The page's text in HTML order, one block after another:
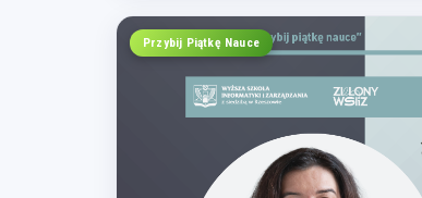
Przybij Piątkę Nauce